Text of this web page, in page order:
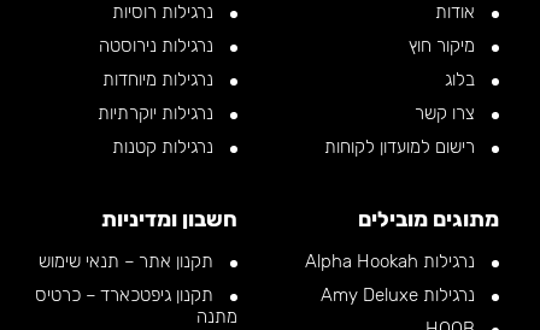
אודות
מיקור חוץ
בלוג
צרו קשר
רישום למועדון לקוחות
נרגילות רוסיות
נרגילות נירוסטה
נרגילות מיוחדות
נרגילות יוקרתיות
נרגילות קטנות
מתוגים מובילים
נרגילות Alpha Hookah
נרגילות Amy Deluxe
חשבון ומדיניות
תקנון אתר – תנאי שימוש
תקנון גיפטכארד – כרטיס
מתנה